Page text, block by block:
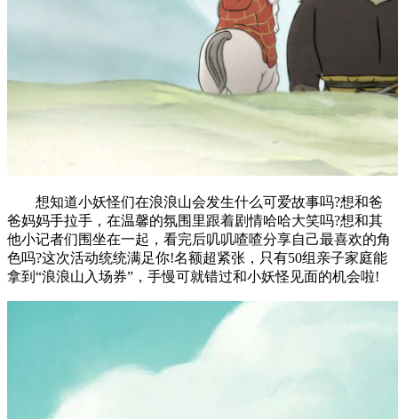
想知道小妖怪们在浪浪山会发生什么可爱故事吗?想和爸
爸妈妈手拉手，在温馨的氛围里跟着剧情哈哈大笑吗?想和其
他小记者们围坐在一起，看完后叽叽喳喳分享自己最喜欢的角
色吗?这次活动统统满足你!名额超紧张，只有50组亲子家庭能
拿到“浪浪山入场券”，手慢可就错过和小妖怪见面的机会啦!